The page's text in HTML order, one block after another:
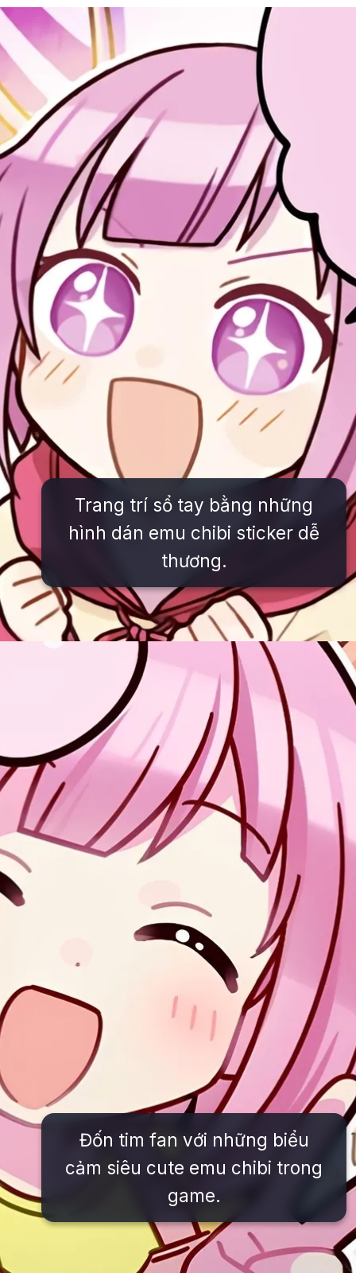
Đang mởhttps://issiloo.edu.vn/emu-chibi
Trang trí sổ tay bằng những
hình dán emu chibi sticker dễ
thương.
https://issiloo.edu.vn/emu-chibi
Đốn tim fan với những biểu
cảm siêu cute emu chibi trong
game.